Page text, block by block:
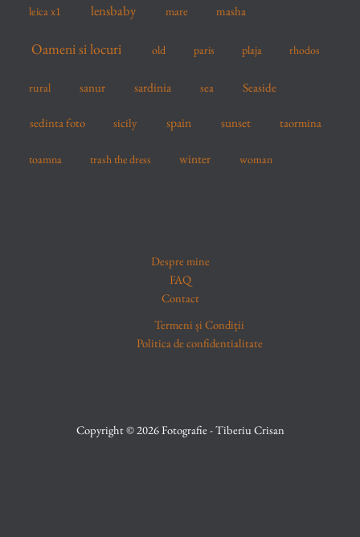
leica x1 lensbaby mare masha
Oameni si locuri old paris plaja rhodos
rural sanur sardinia sea Seaside
sedinta foto sicily spain sunset taormina
toamna trash the dress winter woman
Despre mine
FAQ
Contact
Termeni și Condiții
Politica de confidentialitate
Copyright © 2026 Fotografie - Tiberiu Crisan